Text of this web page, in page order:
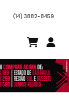
(14) 3882-8459